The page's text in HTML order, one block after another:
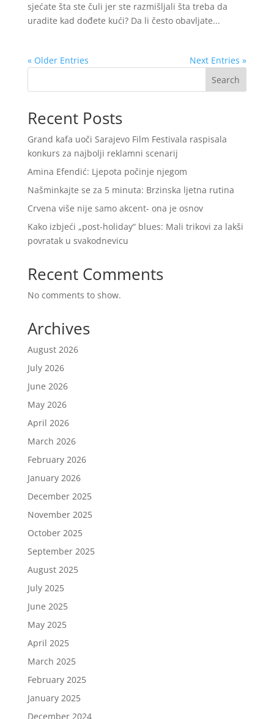
sjećate šta ste čuli jer ste razmišljali šta treba da
uradite kad dođete kući? Da li često obavljate...
« Older Entries
Next Entries »
Search
Recent Posts
Grand kafa uoči Sarajevo Film Festivala raspisala
konkurs za najbolji reklamni scenarij
Amina Efendić: Ljepota počinje njegom
Našminkajte se za 5 minuta: Brzinska ljetna rutina
Crvena više nije samo akcent- ona je osnov
Kako izbjeći „post-holiday“ blues: Mali trikovi za lakši
povratak u svakodnevicu
Recent Comments
No comments to show.
Archives
August 2026
July 2026
June 2026
May 2026
April 2026
March 2026
February 2026
January 2026
December 2025
November 2025
October 2025
September 2025
August 2025
July 2025
June 2025
May 2025
April 2025
March 2025
February 2025
January 2025
December 2024